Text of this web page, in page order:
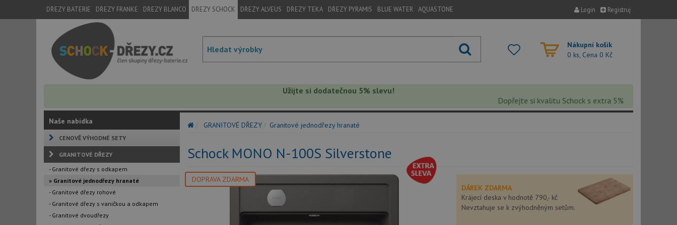
DŘEZY BATERIE DŘEZY FRANKE DŘEZY BLANCO DŘEZY SCHOCK DŘEZY ALVEUS DŘEZY TEKA DŘEZY PYRAMIS BLUE WATER AQUASTONE Login Registruj
Nákupní košík
0 ks, Cena 0 Kč
Užijte si dodatečnou 5% slevu!
Dopřejte si kvalitu Schock s extra 5% slevou – sleva se
Naše nabídka
CENOVĚ VÝHODNÉ SETY
GRANITOVÉ DŘEZY
- Granitové dřezy s odkapem
» Granitové jednodřezy hranaté
- Granitové dřezy rohové
- Granitové dřezy s vaničkou a odkapem
- Granitové dvoudřezy
GRANITOVÉ DŘEZY Granitové jednodřezy hranaté
Schock MONO N-100S Silverstone
DOPRAVA ZDARMA
DÁREK ZDARMA
Krájecí deska v hodnotě 790,- kč
Nevztahuje se k zvýhodněným setům.